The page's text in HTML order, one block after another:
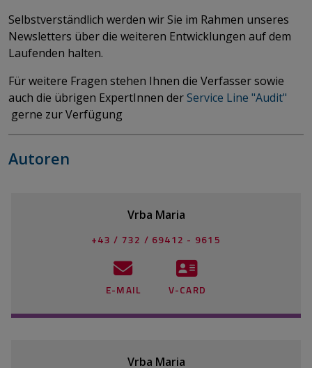
Selbstverständlich werden wir Sie im Rahmen unseres
Newsletters über die weiteren Entwicklungen auf dem
Laufenden halten.
Für weitere Fragen stehen Ihnen die Verfasser sowie
auch die übrigen ExpertInnen derService Line "Audit"
gerne zur Verfügung
Autoren
Vrba Maria
+43 / 732 / 69412 - 9615
E-MAIL V-CARD
Vrba Maria